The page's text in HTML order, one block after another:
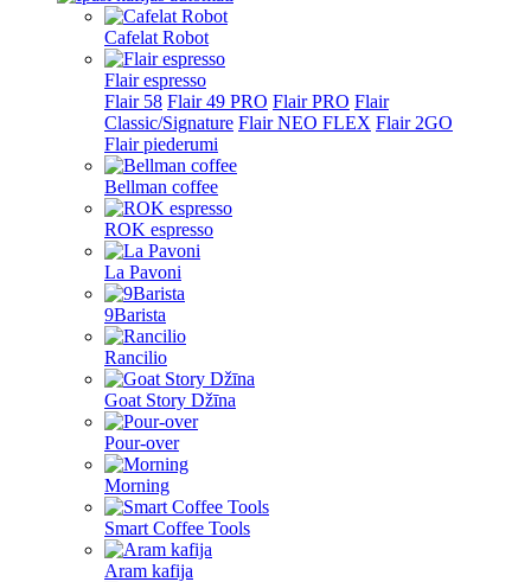
Cafelat Robot
Flair espresso
Flair 58 Flair 49 PRO Flair PRO Flair
Classic/Signature Flair NEO FLEX Flair 2GO
Flair piederumi
Bellman coffee
ROK espresso
La Pavoni
9Barista
Rancilio
Goat Story Džīna
Pour-over
Morning
Smart Coffee Tools
Aram kafija